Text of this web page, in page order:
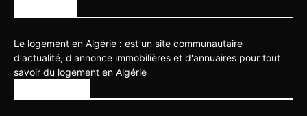
Le logement en Algérie : est un site communautaire
d'actualité, d'annonce immobilières et d'annuaires pour tout
savoir du logement en Algérie